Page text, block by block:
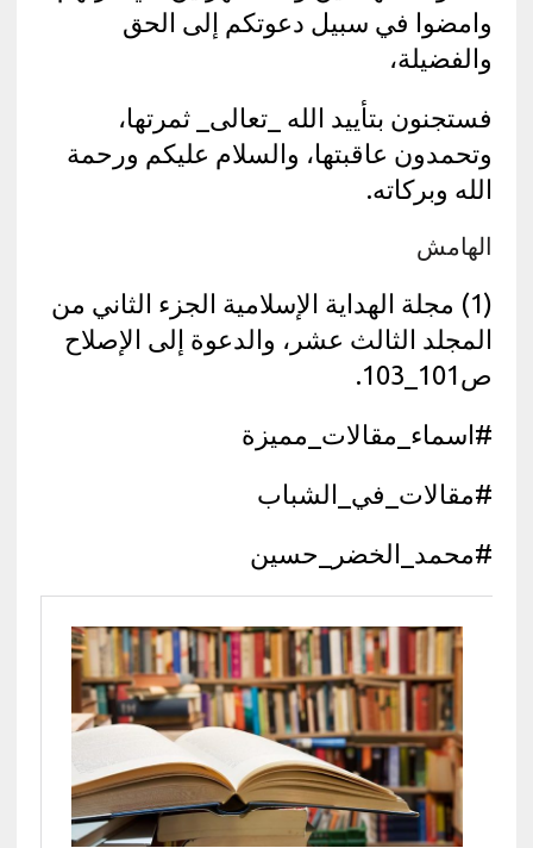
وامضوا في سبيل دعوتكم إلى الحق
والفضيلة،
فستجنون بتأييد الله _تعالى_ ثمرتها،
وتحمدون عاقبتها، والسلام عليكم ورحمة
الله وبركاته.
الهامش
(1) مجلة الهداية الإسلامية الجزء الثاني من
المجلد الثالث عشر، والدعوة إلى الإصلاح
ص101_103.
#اسماء_مقالات_مميزة
#مقالات_في_الشباب
#محمد_الخضر_حسين